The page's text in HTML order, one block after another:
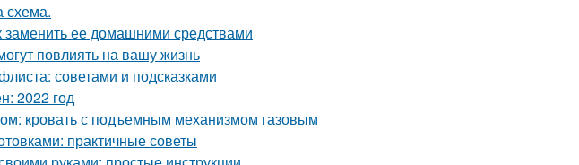
схема.
ее домашними средствами
повлиять на вашу жизнь
советами и подсказками
2022 год
кровать с подъемным механизмом газовым
практичные советы